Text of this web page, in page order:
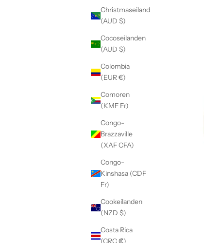
Christmaseiland
(AUD $)
Cocoseilanden
(AUD $)
Colombia
(EUR €)
Comoren
(KMF Fr)
Congo-
Brazzaville
(XAF CFA)
Congo-
Kinshasa (CDF
Fr)
Cookeilanden
(NZD $)
Costa Rica
(CRC ₡)